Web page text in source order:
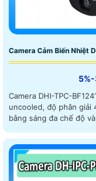
Camera Cảm Biến Nhiệt
Camera DHI-TPC-
uncooled, độ phân giải
bằng sáng đa chế độ